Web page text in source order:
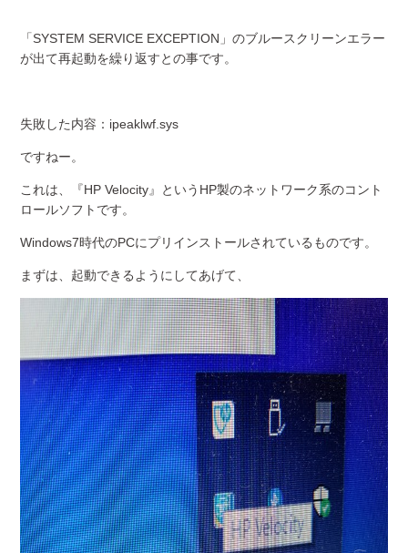
「SYSTEM SERVICE EXCEPTION」のブルースクリーンエラー
が出て再起動を繰り返すとの事です。
失敗した内容：ipeaklwf.sys
ですねー。
これは、『HP Velocity』というHP製のネットワーク系のコント
ロールソフトです。
Windows7時代のPCにプリインストールされているものです。
まずは、起動できるようにしてあげて、